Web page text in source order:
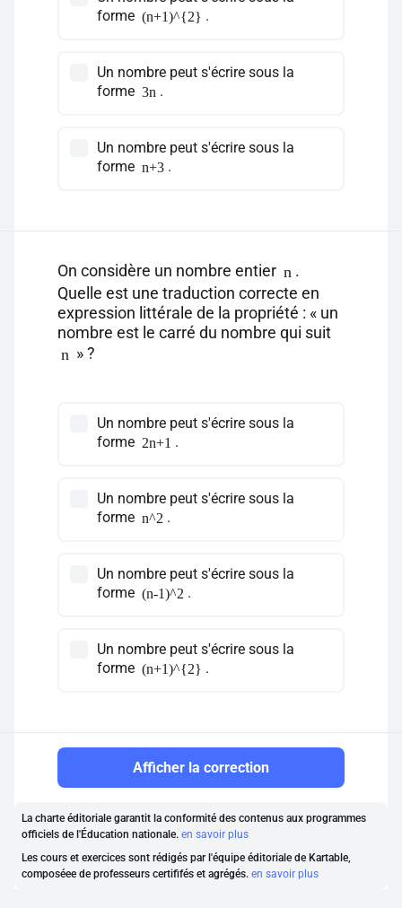
forme (n+1)^{2} .
Un nombre peut s'écrire sous la
forme 3n .
Un nombre peut s'écrire sous la
forme n+3 .
On considère un nombre entier n .
Quelle est une traduction correcte en
expression littérale de la propriété : « un
nombre est le carré du nombre qui suit
n » ?
Un nombre peut s'écrire sous la
forme 2n+1 .
Un nombre peut s'écrire sous la
forme n^2 .
Un nombre peut s'écrire sous la
forme (n-1)^2 .
Un nombre peut s'écrire sous la
forme (n+1)^{2} .
Afficher la correction
La charte éditoriale garantit la conformité des contenus aux programmes
officiels de l'Éducation nationale. en savoir plus
Les cours et exercices sont rédigés par l'équipe éditoriale de Kartable,
composéee de professeurs certififés et agrégés. en savoir plus